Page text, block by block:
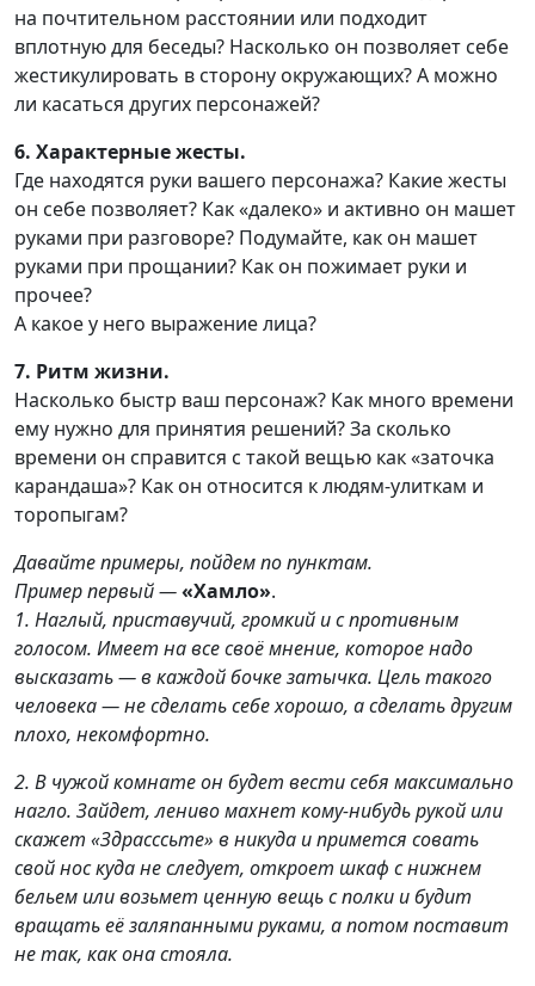
на почтительном расстоянии или подходит
вплотную для беседы? Насколько он позволяет себе
жестикулировать в сторону окружающих? А можно
ли касаться других персонажей?
6. Характерные жесты.
Где находятся руки вашего персонажа? Какие жесты
он себе позволяет? Как «далеко» и активно он машет
руками при разговоре? Подумайте, как он машет
руками при прощании? Как он пожимает руки и
прочее?
А какое у него выражение лица?
7. Ритм жизни.
Насколько быстр ваш персонаж? Как много времени
ему нужно для принятия решений? За сколько
времени он справится с такой вещью как «заточка
карандаша»? Как он относится к людям-улиткам и
торопыгам?
Давайте примеры, пойдем по пунктам.
Пример первый —«Хамло».
1. Наглый, приставучий, громкий и с противным
голосом. Имеет на все своё мнение, которое надо
высказать — в каждой бочке затычка. Цель такого
человека — не сделать себе хорошо, а сделать другим
плохо, некомфортно.
2. В чужой комнате он будет вести себя максимально
нагло. Зайдет, лениво махнет кому-нибудь рукой или
скажет «Здрасссьте» в никуда и примется совать
свой нос куда не следует, откроет шкаф с нижнем
бельем или возьмет ценную вещь с полки и будит
вращать её заляпанными руками, а потом поставит
не так, как она стояла.